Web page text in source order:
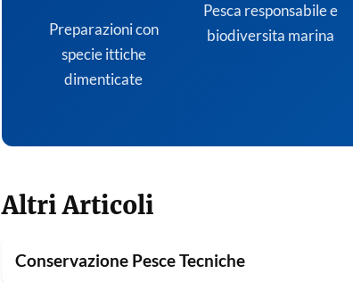
Preparazioni con
specie ittiche
dimenticate
Pesca responsabile e
biodiversita marina
Altri Articoli
Conservazione Pesce Tecniche